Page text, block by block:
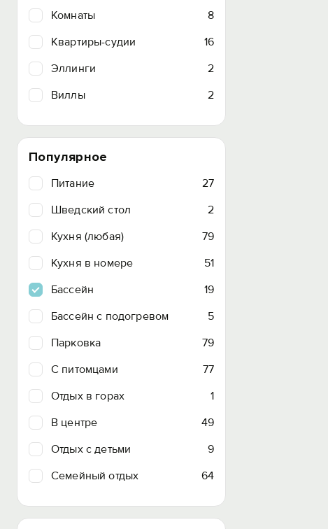
Комнаты
8
Квартиры-судии
16
Эллинги
2
Виллы
2
Популярное
Питание
27
Шведский стол
2
Кухня (любая)
79
Кухня в номере
51
Бассейн
19
Бассейн с подогревом
5
Парковка
79
C питомцами
77
Отдых в горах
1
В центре
49
Отдых с детьми
9
Семейный отдых
64